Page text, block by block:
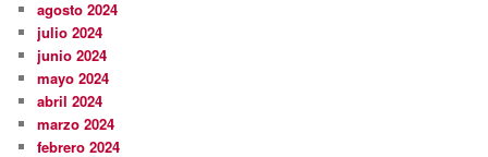
agosto 2024
julio 2024
junio 2024
mayo 2024
abril 2024
marzo 2024
febrero 2024